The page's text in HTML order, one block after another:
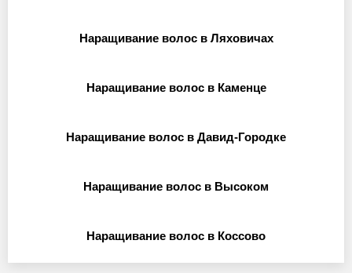
Наращивание волос в Ляховичах
Наращивание волос в Каменце
Наращивание волос в Давид-Городке
Наращивание волос в Высоком
Наращивание волос в Коссово